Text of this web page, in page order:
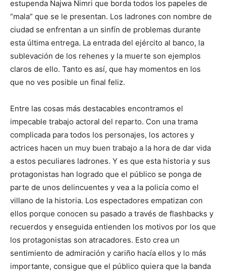
estupenda Najwa Nimri que borda todos los papeles de
“mala” que se le presentan. Los ladrones con nombre de
ciudad se enfrentan a un sinfín de problemas durante
esta última entrega. La entrada del ejército al banco, la
sublevación de los rehenes y la muerte son ejemplos
claros de ello. Tanto es así, que hay momentos en los
que no ves posible un final feliz.
Entre las cosas más destacables encontramos el
impecable trabajo actoral del reparto. Con una trama
complicada para todos los personajes, los actores y
actrices hacen un muy buen trabajo a la hora de dar vida
a estos peculiares ladrones. Y es que esta historia y sus
protagonistas han logrado que el público se ponga de
parte de unos delincuentes y vea a la policía como el
villano de la historia. Los espectadores empatizan con
ellos porque conocen su pasado a través de flashbacks y
recuerdos y enseguida entienden los motivos por los que
los protagonistas son atracadores. Esto crea un
sentimiento de admiración y cariño hacía ellos y lo más
importante, consigue que el público quiera que la banda